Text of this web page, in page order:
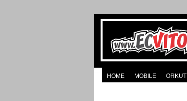
HOME MOBILE ORKUT